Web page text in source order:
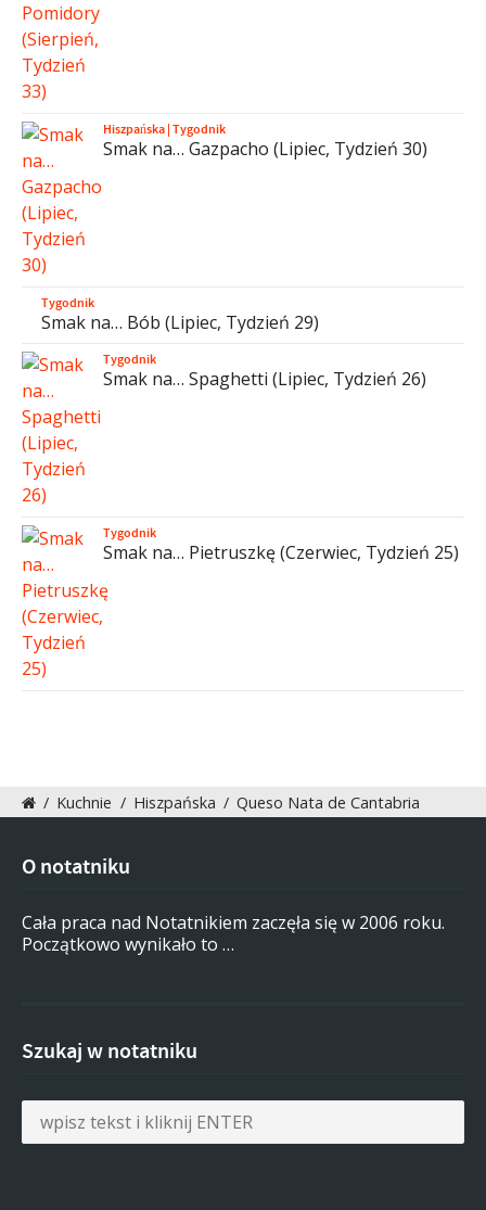
Hiszpańska|Tygodnik
Smak na… Gazpacho (Lipiec, Tydzień 30)
Tygodnik
Smak na… Bób (Lipiec, Tydzień 29)
Tygodnik
Smak na… Spaghetti (Lipiec, Tydzień 26)
Tygodnik
Smak na… Pietruszkę (Czerwiec, Tydzień 25)
/ Kuchnie / Hiszpańska / Queso Nata de Cantabria
O notatniku
Cała praca nad Notatnikiem zaczęła się w 2006 roku.
Początkowo wynikało to …
Szukaj w notatniku